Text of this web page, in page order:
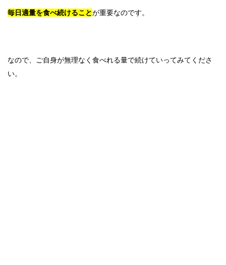
毎日適量を食べ続けることが重要なのです。
なので、ご自身が無理なく食べれる量で続けていってみてくださ
い。